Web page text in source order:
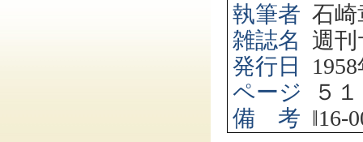
執筆者 石崎
雑誌名
週
発行日
1958
ページ
５１
備 考 ‖16-